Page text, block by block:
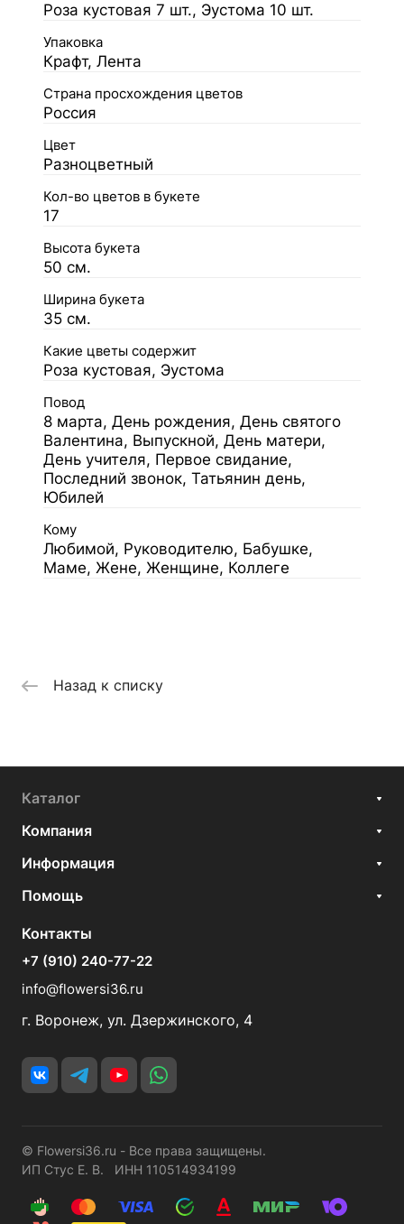
Роза кустовая 7 шт., Эустома 10 шт.
Упаковка
Крафт, Лента
Страна просхождения цветов
Россия
Цвет
Разноцветный
Кол-во цветов в букете
17
Высота букета
50 см.
Ширина букета
35 см.
Какие цветы содержит
Роза кустовая, Эустома
Повод
8 марта, День рождения, День святого
Валентина, Выпускной, День матери,
День учителя, Первое свидание,
Последний звонок, Татьянин день,
Юбилей
Кому
Любимой, Руководителю, Бабушке,
Маме, Жене, Женщине, Коллеге
Назад к списку
Каталог
Компания
Информация
Помощь
Контакты
+7 (910) 240-77-22
info@flowersi36.ru
г. Воронеж, ул. Дзержинского, 4
© Flowersi36.ru - Все права защищены.
ИП Стус Е. В. ИНН 110514934199